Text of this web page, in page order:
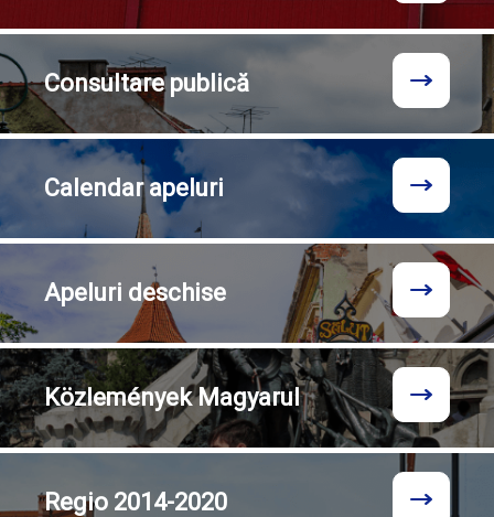
Consultarepublică
Calendarapeluri
Apeluri deschise
KözleményekMagyarul
Regio 2014-2020